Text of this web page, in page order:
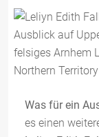
Was für ein
es einen